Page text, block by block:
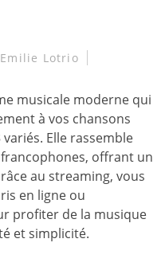
Emilie Lotrio
musicale moderne qui
à vos chansons
Elle rassemble
offrant un
au streaming, vous
en ligne ou
profiter de la musique
et simplicité.